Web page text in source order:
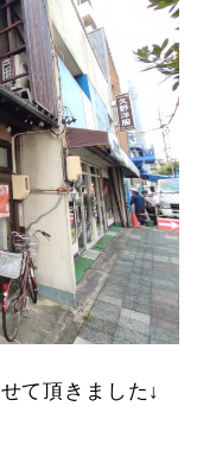
て頂きました↓